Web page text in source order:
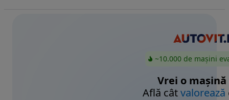
~10.000 de mașini
Vrei o mașină
Află câtvalorează